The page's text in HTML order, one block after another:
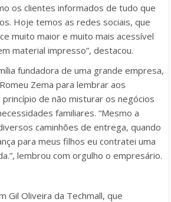
os clientes informados de tudo que
Hoje temos as redes sociais, que
muito maior e muito mais acessível
material impresso”, destacou.
fundadora de uma grande empresa,
Zema para lembrar aos
de não misturar os negócios
familiares. “Mesmo a
caminhões de entrega, quando
para meus filhos eu contratei uma
, lembrou com orgulho o empresário.
Gil Oliveira da Techmall, que